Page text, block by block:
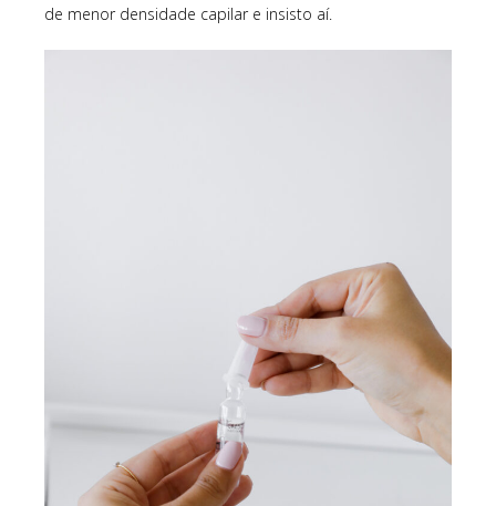
de menor densidade capilar e insisto aí.